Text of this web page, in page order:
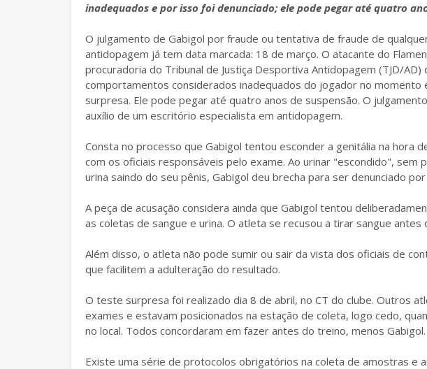
inadequados e por isso foi denunciado; ele pode pegar até quatro
O julgamento de Gabigol por fraude ou tentativa de fraude de
antidopagem já tem data marcada: 18 de março. O atacante do
procuradoria do Tribunal de Justiça Desportiva Antidopagem (TJD/AD)
comportamentos considerados inadequados do jogador no
surpresa. Ele pode pegar até quatro anos de suspensão. O
auxílio de um escritório especialista em antidopagem.
Consta no processo que Gabigol tentou esconder a genitália na hora
com os oficiais responsáveis pelo exame. Ao urinar "escondido", sem
urina saindo do seu pênis, Gabigol deu brecha para ser denunciado
A peça de acusação considera ainda que Gabigol tentou
as coletas de sangue e urina. O atleta se recusou a tirar sangue antes
Além disso, o atleta não pode sumir ou sair da vista dos oficiais de
que facilitem a adulteração do resultado.
O teste surpresa foi realizado dia 8 de abril, no CT do clube. Outros
exames e estavam posicionados na estação de coleta, logo cedo,
no local. Todos concordaram em fazer antes do treino, menos Gabigol.
Existe uma série de protocolos obrigatórios na coleta de amostras e